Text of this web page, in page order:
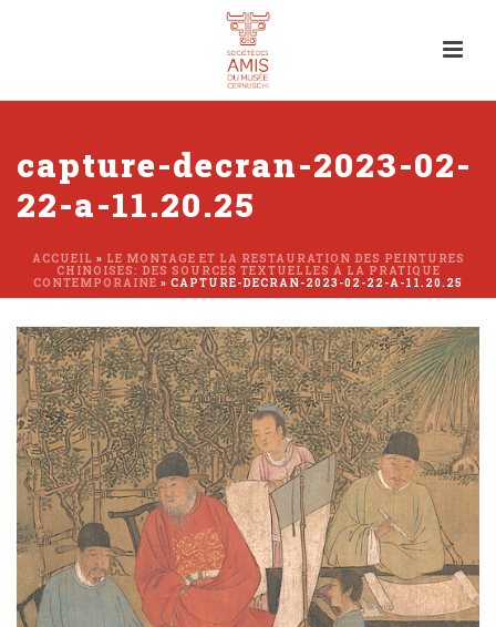
capture-decran-2023-02-
22-a-11.20.25
ACCUEIL » LE MONTAGE ET LA RESTAURATION DES PEINTURES
CHINOISES: DES SOURCES TEXTUELLES À LA PRATIQUE
CONTEMPORAINE » CAPTURE-DECRAN-2023-02-22-A-11.20.25